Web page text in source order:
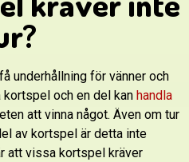
underhållning för vänner och
kortspel och en del kan handla
att vinna något. Även om tur
av kortspel är detta inte
att vissa kortspel kräver